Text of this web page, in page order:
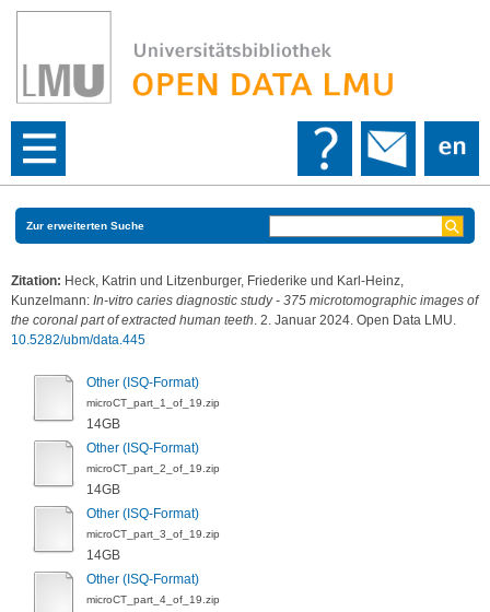
Zur erweiterten Suche
Zitation: Heck, Katrin und Litzenburger, Friederike und Karl-Heinz,
Kunzelmann: In-vitro caries diagnostic study - 375 microtomographic images of
the coronal part of extracted human teeth. 2. Januar 2024. Open Data LMU.
10.5282/ubm/data.445
Other (ISQ-Format)
microCT_part_1_of_19.zip
14GB
Other (ISQ-Format)
microCT_part_2_of_19.zip
14GB
Other (ISQ-Format)
microCT_part_3_of_19.zip
14GB
Other (ISQ-Format)
microCT_part_4_of_19.zip